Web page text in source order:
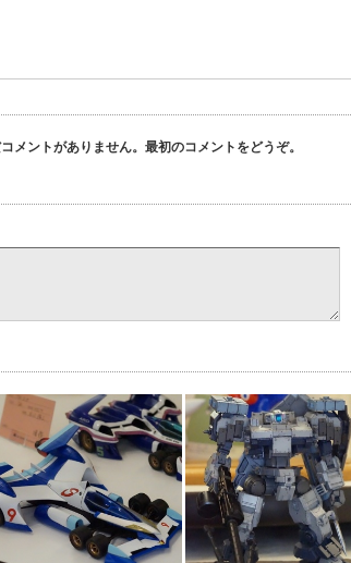
メントがありません。最初のコメントをどうぞ。